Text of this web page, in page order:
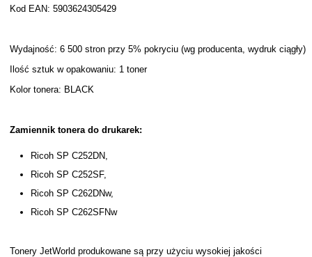
Kod EAN: 5903624305429
Wydajność: 6 500 stron przy 5% pokryciu (wg producenta, wydruk ciągły)
Ilość sztuk w opakowaniu: 1 toner
Kolor tonera: BLACK
Zamiennik tonera do drukarek:
Ricoh SP C252DN,
Ricoh SP C252SF,
Ricoh SP C262DNw,
Ricoh SP C262SFNw
Tonery JetWorld produkowane są przy użyciu wysokiej jakości